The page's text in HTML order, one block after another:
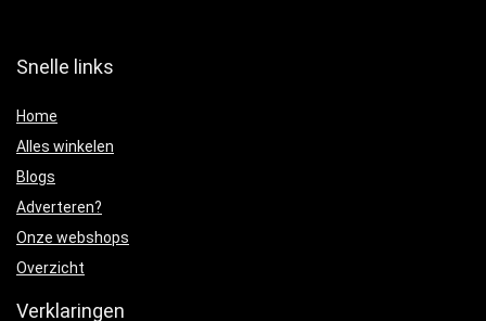
Snelle links
Home
Alles winkelen
Blogs
Adverteren?
Onze webshops
Overzicht
Verklaringen